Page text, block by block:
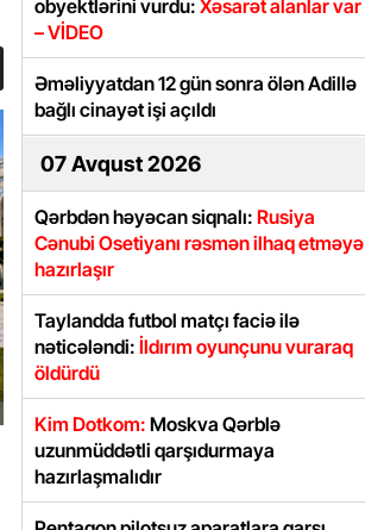
obyektlərini vurdu: Xəsarət alanlar var
– VİDEO
Əməliyyatdan 12 gün sonra ölən Adillə
bağlı cinayət işi açıldı
07 Avqust 2026
Qərbdən həyəcan siqnalı: Rusiya
Cənubi Osetiyanı rəsmən ilhaq etməyə
hazırlaşır
Taylandda futbol matçı faciə ilə
nəticələndi: İldırım oyunçunu vuraraq
öldürdü
Kim Dotkom: Moskva Qərblə
uzunmüddətli qarşıdurmaya
hazırlaşmalıdır